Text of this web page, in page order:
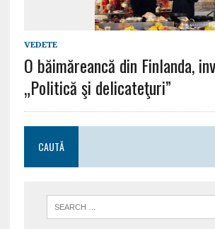
VEDETE
O băimăreancă din Finlanda,
„Politică şi delicateţuri”
CAUTĂ